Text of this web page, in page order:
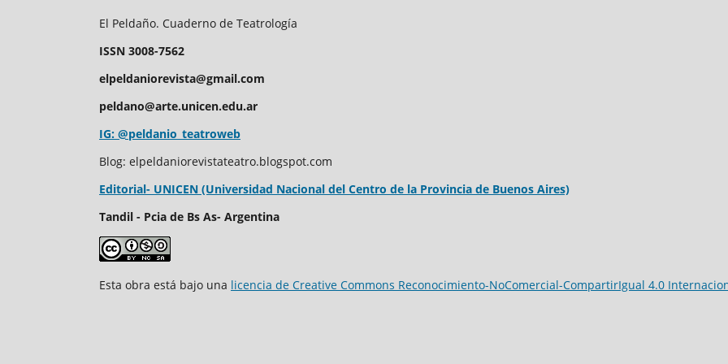
El Peldaño. Cuaderno de Teatrología
ISSN 3008-7562
elpeldaniorevista@gmail.com
peldano@arte.unicen.edu.ar
IG: @peldanio_teatroweb
Blog: elpeldaniorevistateatro.blogspot.com
Editorial- UNICEN (Universidad Nacional del Centro de la Provincia de Buenos Aires)
Tandil - Pcia de Bs As- Argentina
Esta obra está bajo una licencia de Creative Commons Reconocimiento-NoComercial-CompartirIgual 4.0